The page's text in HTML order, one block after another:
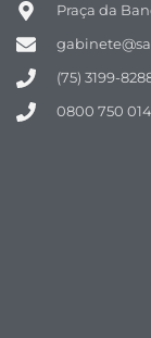
Praça da
(75) 3199-
0800 750